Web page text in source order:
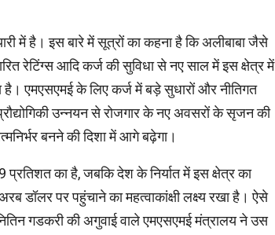
में है। इस बारे में सूत्रों का कहना है कि अलीबाबा जैसे
रेटिंग्स आदि कर्ज की सुविधा से नए साल में इस क्षेत्र में
है। एमएसएमई के लिए कर्ज में बड़े सुधारों और नीतिगत
उन्नयन से रोजगार के नए अवसरों के सृजन की
बनने की दिशा में आगे बढ़ेगा।
का है, जबकि देश के निर्यात में इस क्षेत्र का
पर पहुंचाने का महत्वाकांक्षी लक्ष्य रखा है। ऐसे
गडकरी की अगुवाई वाले एमएसएमई मंत्रालय ने उस